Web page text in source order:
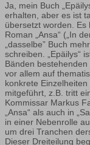
Ja, mein Buch
erhalten, aber es ist
übersetzt worden. Es
Roman „Ansa“ („In
„dasselbe” Buch
schreiben. „Epäilys“
Bänden
vor allem auf
konkrete
mitgeführt, z.B. tritt
Kommissar Markus
„Ansa“ als auch in
in einer Nebenrolle
um drei Tranchen
Dieser Dreiteilung